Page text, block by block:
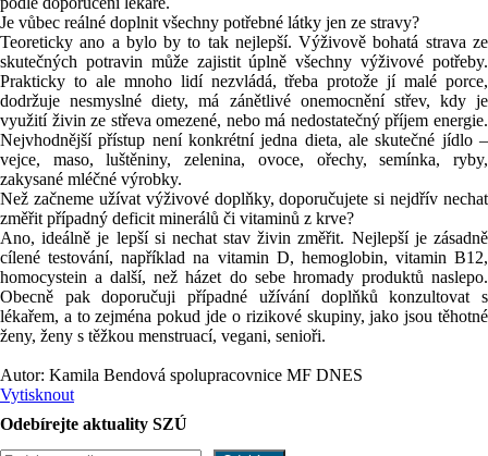
Je vůbec reálné doplnit všechny potřebné látky jen ze stravy?
Teoreticky ano a bylo by to tak nejlepší. Výživově bohatá strava ze
skutečných potravin může zajistit úplně všechny výživové potřeby.
Prakticky to ale mnoho lidí nezvládá, třeba protože jí malé porce,
dodržuje nesmyslné diety, má zánětlivé onemocnění střev, kdy je
využití živin ze střeva omezené, nebo má nedostatečný příjem energie.
Nejvhodnější přístup není konkrétní jedna dieta, ale skutečné jídlo –
vejce, maso, luštěniny, zelenina, ovoce, ořechy, semínka, ryby,
zakysané mléčné výrobky.
Než začneme užívat výživové doplňky, doporučujete si nejdřív nechat
změřit případný deficit minerálů či vitaminů z krve?
Ano, ideálně je lepší si nechat stav živin změřit. Nejlepší je zásadně
cílené testování, například na vitamin D, hemoglobin, vitamin B12,
homocystein a další, než házet do sebe hromady produktů naslepo.
Obecně pak doporučuji případné užívání doplňků konzultovat s
lékařem, a to zejména pokud jde o rizikové skupiny, jako jsou těhotné
ženy, ženy s těžkou menstruací, vegani, senioři.
Autor: Kamila Bendová spolupracovnice MF DNES
Vytisknout
Odebírejte aktuality SZÚ